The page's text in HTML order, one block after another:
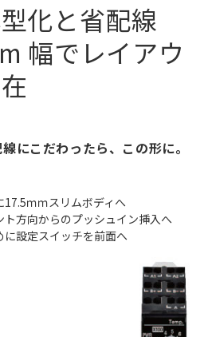
化と省配線
幅でレイアウ
にこだわったら、この形に。
17.5ｍｍスリムボディへ
ト方向からのプッシュイン挿入へ
に設定スイッチを前面へ